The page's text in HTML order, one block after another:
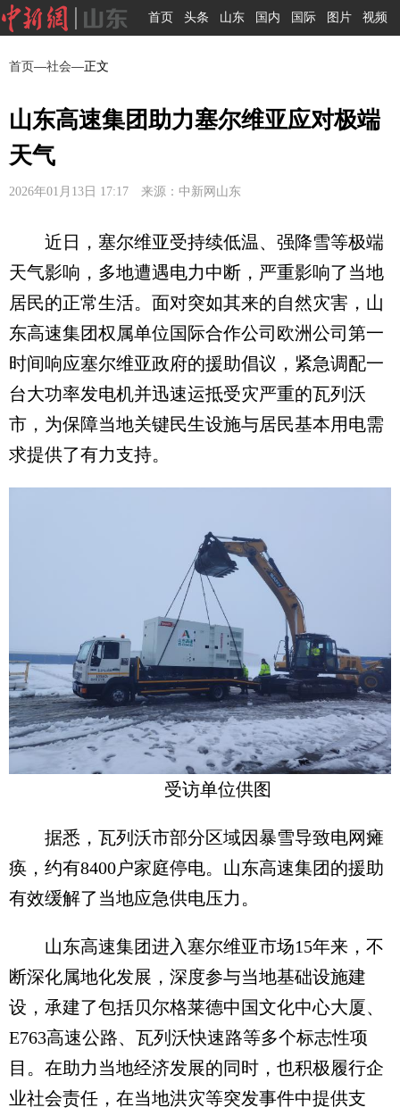
首页 头条 山东 国内 国际 图片 视频
首页—社会—正文
山东高速集团助力塞尔维亚应对极端
天气
2026年01月13日 17:17 来源：中新网山东
近日，塞尔维亚受持续低温、强降雪等极端
天气影响，多地遭遇电力中断，严重影响了当地
居民的正常生活。面对突如其来的自然灾害，山
东高速集团权属单位国际合作公司欧洲公司第一
时间响应塞尔维亚政府的援助倡议，紧急调配一
台大功率发电机并迅速运抵受灾严重的瓦列沃
市，为保障当地关键民生设施与居民基本用电需
求提供了有力支持。
受访单位供图
据悉，瓦列沃市部分区域因暴雪导致电网瘫
痪，约有8400户家庭停电。山东高速集团的援助
有效缓解了当地应急供电压力。
山东高速集团进入塞尔维亚市场15年来，不
断深化属地化发展，深度参与当地基础设施建
设，承建了包括贝尔格莱德中国文化中心大厦、
E763高速公路、瓦列沃快速路等多个标志性项
目。在助力当地经济发展的同时，也积极履行企
业社会责任，在当地洪灾等突发事件中提供支